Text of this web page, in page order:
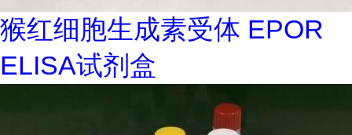
猴红细胞生成素受体 EPOR
ELISA试剂盒